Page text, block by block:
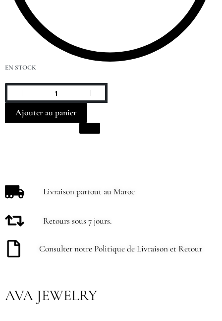
Livraison partout au Maroc
Retours sous 7 jours.
Consulter notre Politique de Livraison et Retour
EN STOCK
Ajouter au panier
AVA JEWELRY